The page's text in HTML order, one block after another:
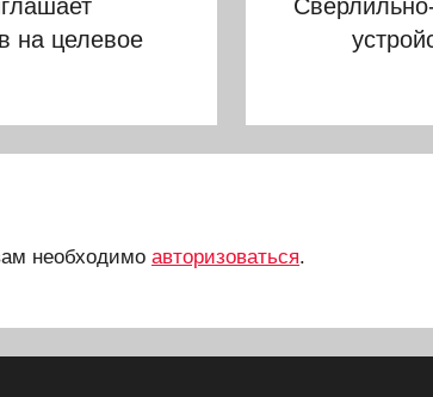
на целевое
необходимо авторизоваться.